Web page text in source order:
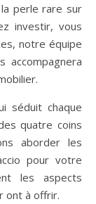
perle rare sur
investir, vous
notre équipe
accompagnera
séduit chaque
quatre coins
aborder les
pour votre
les aspects
ont à offrir.